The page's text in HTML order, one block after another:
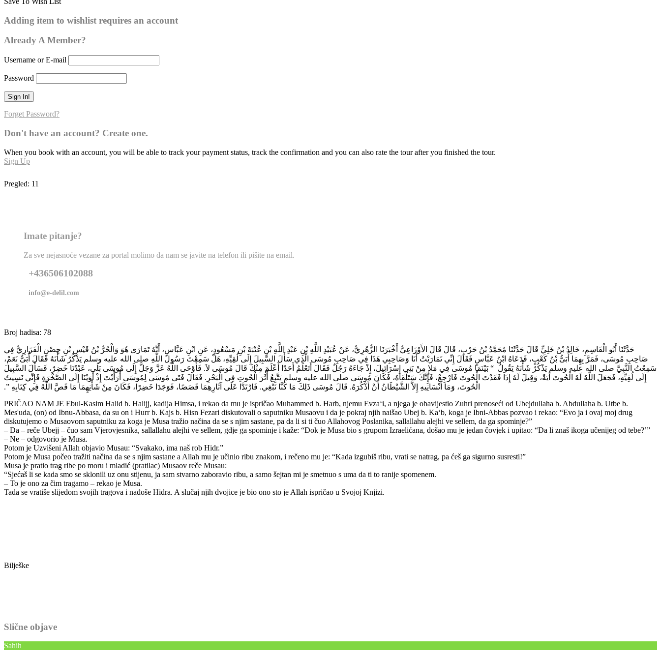
Buharija – broj hadisa: 78
Adding item to wishlist requires an account
Already A Member?
Username or E-mail
Password
Forget Password?
Don't have an account? Create one.
When you book with an account, you will be able to track your payment status, track the confirmation and you can also rate the tour after you finished the tour.
Sign Up
Pregled: 11
Imate pitanje?
Za sve nejasnoće vezane za portal molimo da nam se javite na telefon ili pišite na email.
+436506102088
info@e-delil.com
Broj hadisa: 78
حَدَّثَنَا أَبُو الْقَاسِمِ، خَالِدُ بْنُ خَلِيٍّ قَالَ حَدَّثَنَا مُحَمَّدُ بْنُ حَرْبٍ، قَالَ قَالَ الأَوْزَاعِيُّ أَخْبَرَنَا الزُّهْرِيُّ، عَنْ عُبَيْدِ اللَّهِ بْنِ عَبْدِ اللَّهِ بْنِ عُتْبَةَ بْنِ مَسْعُودٍ، عَنِ ابْنِ عَبَّاسٍ، أَنَّهُ تَمَارَى هُوَ وَالْحُرُّ بْنُ قَيْسِ بْنِ حِصْنٍ الْفَزَارِيُّ فِي
صَاحِبِ مُوسَى، فَمَرَّ بِهِمَا أُبَىُّ بْنُ كَعْبٍ، فَدَعَاهُ ابْنُ عَبَّاسٍ فَقَالَ إِنِّي تَمَارَيْتُ أَنَا وَصَاحِبِي هَذَا فِي صَاحِبِ مُوسَى الَّذِي سَأَلَ السَّبِيلَ إِلَى لُقِيِّهِ، هَلْ سَمِعْتَ رَسُولَ اللَّهِ صلى الله عليه وسلم يَذْكُرُ شَأْنَهُ فَقَالَ أُبَىٌّ نَعَمْ،
سَمِعْتُ النَّبِيَّ صلى الله عليه وسلم يَذْكُرُ شَأْنَهُ يَقُولُ ‏ “‏ بَيْنَمَا مُوسَى فِي مَلإٍ مِنْ بَنِي إِسْرَائِيلَ، إِذْ جَاءَهُ رَجُلٌ فَقَالَ أَتَعْلَمُ أَحَدًا أَعْلَمَ مِنْكَ قَالَ مُوسَى لاَ‏.‏ فَأَوْحَى اللَّهُ عَزَّ وَجَلَّ إِلَى مُوسَى بَلَى، عَبْدُنَا خَضِرٌ، فَسَأَلَ السَّبِيلَ
إِلَى لُقِيِّهِ، فَجَعَلَ اللَّهُ لَهُ الْحُوتَ آيَةً، وَقِيلَ لَهُ إِذَا فَقَدْتَ الْحُوتَ فَارْجِعْ، فَإِنَّكَ سَتَلْقَاهُ، فَكَانَ مُوسَى صلى الله عليه وسلم يَتَّبِعُ أَثَرَ الْحُوتِ فِي الْبَحْرِ‏.‏ فَقَالَ فَتَى مُوسَى لِمُوسَى أَرَأَيْتَ إِذْ أَوَيْنَا إِلَى الصَّخْرَةِ فَإِنِّي نَسِيتُ
الْحُوتَ، وَمَا أَنْسَانِيهِ إِلاَّ الشَّيْطَانُ أَنْ أَذْكُرَهُ‏.‏ قَالَ مُوسَى ذَلِكَ مَا كُنَّا نَبْغِي‏.‏ فَارْتَدَّا عَلَى آثَارِهِمَا قَصَصًا، فَوَجَدَا خَضِرًا، فَكَانَ مِنْ شَأْنِهِمَا مَا قَصَّ اللَّهُ فِي كِتَابِهِ ‏”‏‏.‏
PRIČAO NAM JE Ebul-Kasim Halid b. Halijj, kadija Himsa, i rekao da mu je ispričao Muhammed b. Harb, njemu Evza‘i, a njega je obavijestio Zuhri prenoseći od Ubejdullaha b. Abdullaha b. Utbe b.
Mes'uda, (on) od Ibnu-Abbasa, da su on i Hurr b. Kajs b. Hisn Fezari diskutovali o saputniku Musaovu i da je pokraj njih naišao Ubej b. Ka‘b, koga je Ibni-Abbas pozvao i rekao: “Evo ja i ovaj moj drug
diskutujemo о Musaovom saputniku za koga je Musa tražio načina da se s njim sastane, pa da li si ti čuo Allahovog Poslanika, sallallahu alejhi ve sellem, da ga spominje?”
– Da – reče Ubejj – čuo sam Vjerovjesnika, sallallahu alejhi ve sellem, gdje ga spominje i kaže: “Dok je Musa bio s grupom Izraelićana, došao mu je jedan čovjek i upitao: “Da li znaš ikoga učenijeg od tebe?’”
– Ne – odgovorio je Musa.
Potom je Uzvišeni Allah objavio Musau: “Svakako, ima naš rob Hidr.”
Potom je Musa počeo tražiti načina da se s njim sastane a Allah mu je učinio ribu znakom, i rečeno mu je: “Kada izgubiš ribu, vrati se natrag, pa ćeš ga sigurno susresti!”
Musa je pratio trag ribe po moru i mladić (pratilac) Musaov reče Musau:
“Sjećaš li se kada smo se sklonili uz onu stijenu, ja sam stvarno zaboravio ribu, a samo šejtan mi je smetnuo s uma da ti to ranije spomenem.
– To je ono za čim tragamo – rekao je Musa.
Tada se vratiše slijedom svojih tragova i nađoše Hidra. A slučaj njih dvojice je bio ono sto je Allah ispričao u Svojoj Knjizi.
Bilješke
Slične objave
Sahih